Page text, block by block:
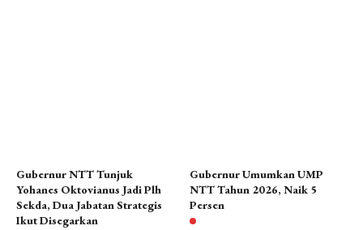
Gubernur NTT Tunjuk
Yohanes Oktovianus Jadi Plh
Sekda, Dua Jabatan Strategis
Ikut Disegarkan
Gubernur Umumkan UMP
NTT Tahun 2026, Naik 5
Persen